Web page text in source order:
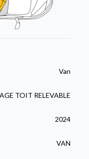
Van
TOIT RELEVABLE
2024
VAN